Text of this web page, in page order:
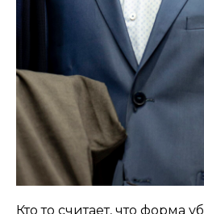
Кто то считает, что форма